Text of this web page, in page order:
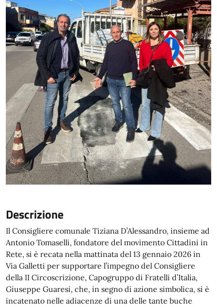
Descrizione
Il Consigliere comunale Tiziana D’Alessandro, insieme ad
Antonio Tomaselli, fondatore del movimento Cittadini in
Rete, si è recata nella mattinata del 13 gennaio 2026 in
Via Galletti per supportare l’impegno del Consigliere
della II Circoscrizione, Capogruppo di Fratelli d’Italia,
Giuseppe Guaresi, che, in segno di azione simbolica, si è
incatenato nelle adiacenze di una delle tante buche